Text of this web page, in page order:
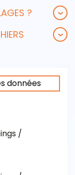
?
données
/